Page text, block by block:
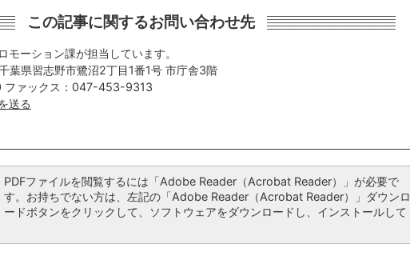
この記事に関するお問い合わせ先
モーション課が担当しています。
葉県習志野市鷺沼2丁目1番1号 市庁舎3階
ァックス：047-453-9313
送る
PDFファイルを閲覧するには「Adobe Reader（Acrobat Reader）」が必要で
す。お持ちでない方は、左記の「Adobe Reader（Acrobat Reader）」ダウンロ
ードボタンをクリックして、ソフトウェアをダウンロードし、インストールして